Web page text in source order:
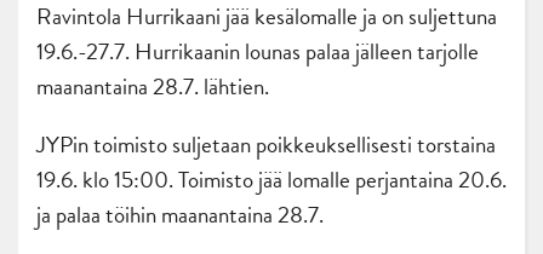
Ravintola Hurrikaani jää kesälomalle ja on suljettuna
19.6.-27.7. Hurrikaanin lounas palaa jälleen tarjolle
maanantaina 28.7. lähtien.
JYPin toimisto suljetaan poikkeuksellisesti torstaina
19.6. klo 15:00. Toimisto jää lomalle perjantaina 20.6.
ja palaa töihin maanantaina 28.7.